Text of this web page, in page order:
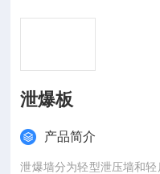
泄爆板
产品简介
泄爆墙分为轻型泄压墙和